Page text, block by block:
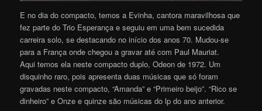
E no dia do compacto, temos a Evinha, cantora maravilhosa que
fez parte do Trio Esperança e seguiu em uma bem sucedida
carreira solo, se destacando no início dos anos 70. Mudou-se
para a França onde chegou a gravar até com Paul Mauriat.
Aqui temos ela neste compacto duplo, Odeon de 1972. Um
disquinho raro, pois apresenta duas músicas que só foram
gravadas neste compacto, “Amanda” e “Primeiro beijo”. “Rico se
dinheiro” e Onze e quinze são músicas do lp do ano anterior.